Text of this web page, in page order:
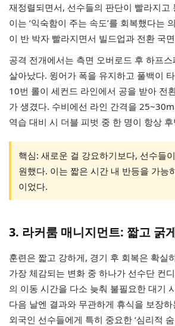
재정렬되면서, 선수들의 판단이 빨라지고
이는 ‘익숙함이 주는 속도’를 회복했다는
이 반 박자 빨라지면서 빌드업과 전환 국
공격 전개에서는 측면 오버로드 후 하프
살아났다. 윙어가 폭을 유지하고 풀백이
10번 롤이 세컨드 라인에서 공을 받아 전
가 생겼다. 수비에선 라인 간격을
역습 대비 시 더블 피벗 중 한 명이 항상
핵심: 새로운 걸 강요하기보다, 선수들
원했다. 이는 짧은 시간 내 반등을 가능
이었다.
3. 라커룸 매니지먼트: 짧고 굵
훈련은 짧고 강하게, 경기 후 회복은 확실
가장 체감되는 변화 중 하나가 선수단 컨
의 이동 시간을 다소 늦춰 불필요한 대기
다음 날엔 결과와 무관하게 휴식을 보장
외국인 선수들에게 특히 중요한 ‘심리적